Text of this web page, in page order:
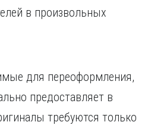
в произвольных
для переоформления,
предоставляет в
требуются только